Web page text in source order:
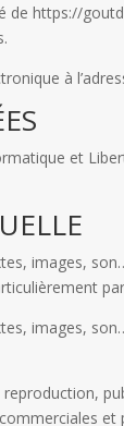
https://
à
et
images,
images,